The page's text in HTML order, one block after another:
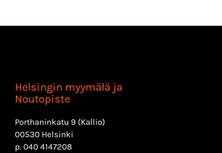
Helsingin myymälä ja
Noutopiste
Porthaninkatu 9 (Kallio)
00530 Helsinki
p. 040 4147208